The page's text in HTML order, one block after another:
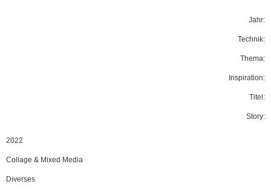
Jahr:
Technik:
Thema:
Inspiration:
Titel:
Story:
2022
Collage & Mixed Media
Diverses